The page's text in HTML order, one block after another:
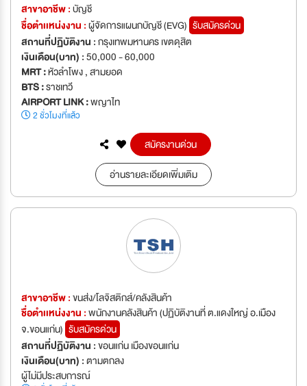
สาขาอาชีพ :บัญชี
ชื่อตำเเหน่งงาน :ผู้จัดการแผนกบัญชี (EVG) รับสมัครด่วน
สถานที่ปฏิบัติงาน :กรุงเทพมหานคร เขตดุสิต
เงินเดือน(บาท) :50,000 - 60,000
MRT :หัวลำโพง , สามยอด
BTS :ราชเทวี
AIRPORT LINK :พญาไท
2 ชั่วโมงที่แล้ว
สมัครงานด่วน
อ่านรายละเอียดเพิ่มเติม
สาขาอาชีพ :ขนส่ง/โลจิสติกส์/คลังสินค้า
ชื่อตำเเหน่งงาน :พนักงานคลังสินค้า (ปฏิบัติงานที่ ต.แดงใหญ่ อ.เมือง
จ.ขอนแก่น) รับสมัครด่วน
สถานที่ปฏิบัติงาน :ขอนแก่น เมืองขอนแก่น
เงินเดือน(บาท) :ตามตกลง
ผู้ไม่มีประสบการณ์